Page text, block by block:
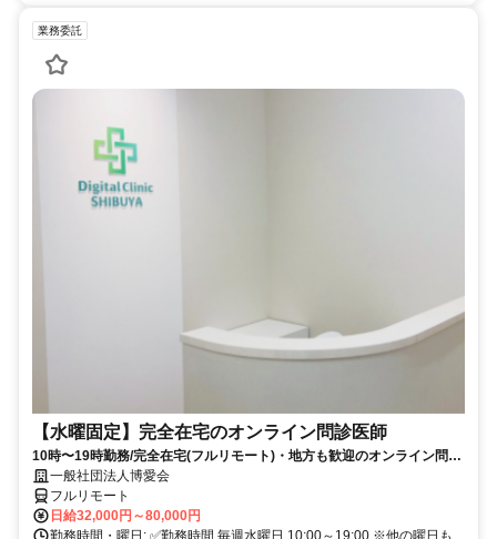
業務委託
【水曜固定】完全在宅のオンライン問診医師
10時〜19時勤務/完全在宅(フルリモート)・地方も歓迎のオンライン問診
業務一般社団法人博愛会
フルリモート
日給32,000円～80,000円
勤務時間・曜日: ✅勤務時間 毎週水曜日 10:00～19:00 ※他の曜日も